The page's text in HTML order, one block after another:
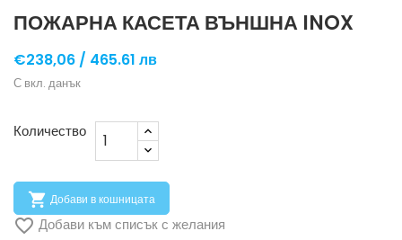
ПОЖАРНА КАСЕТА ВЪНШНА INOX
€238,06 / 465.61 лв
С вкл. данък
Количество
 Добави в кошницата
 Добави към списък с желания